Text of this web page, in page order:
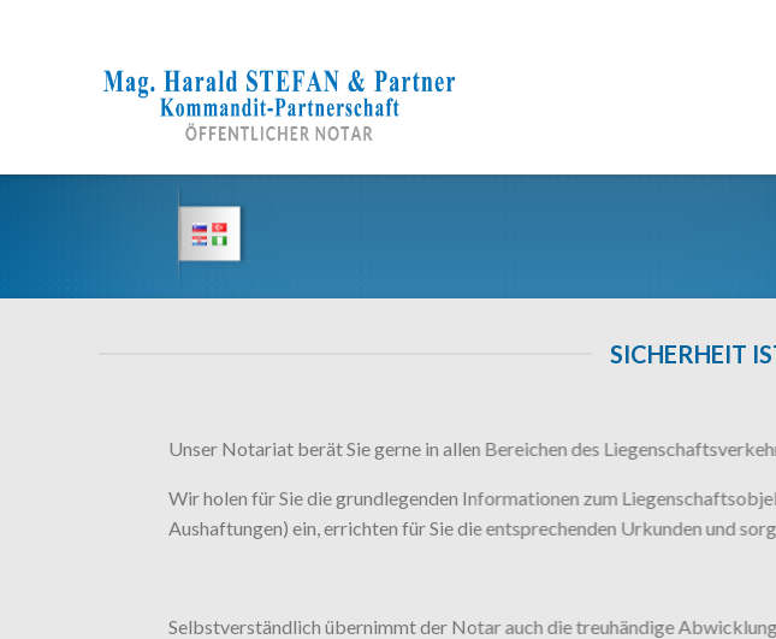
SICHERHEIT
Unser Notariat berät Sie gerne in allen Bereichen des
Wir holen für Sie die grundlegenden Informationen zum
Aushaftungen) ein, errichten für Sie die entsprechenden Urkunden und
Selbstverständlich übernimmt der Notar auch die treuhändige